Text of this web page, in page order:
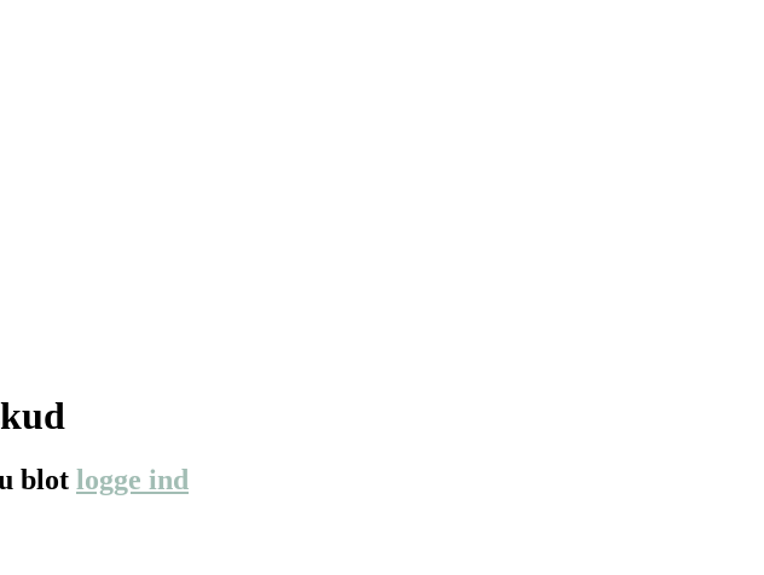
blot logge ind